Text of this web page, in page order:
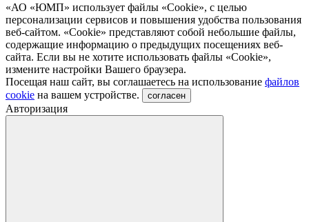
«АО «ЮМП» использует файлы «Сookie», с целью
персонализации сервисов и повышения удобства пользования
веб-сайтом. «Cookie» представляют собой небольшие файлы,
содержащие информацию о предыдущих посещениях веб-
сайта. Если вы не хотите использовать файлы «Сookie»,
измените настройки Вашего браузера.
Посещая наш сайт, вы соглашаетесь на использование файлов
cookie на вашем устройстве. согласен
Авторизация